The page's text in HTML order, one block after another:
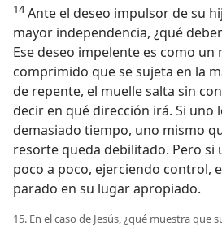
14Ante el deseo impulsor de su
mayor independencia, ¿qué
Ese deseo impelente es como
comprimido que se sujeta en la
de repente, el muelle salta sin
decir en qué dirección irá. Si uno
demasiado tiempo, uno mismo
resorte queda debilitado. Pero si
poco a poco, ejerciendo control,
parado en su lugar apropiado.
15. En el caso de Jesús, ¿qué muestra que